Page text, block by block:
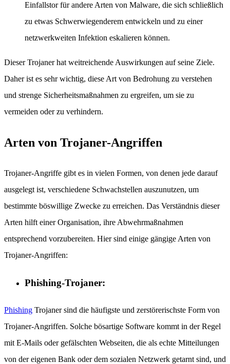
Einfallstor für andere Arten von Malware, die sich schließlich
zu etwas Schwerwiegenderem entwickeln und zu einer
netzwerkweiten Infektion eskalieren können.
Dieser Trojaner hat weitreichende Auswirkungen auf seine Ziele.
Daher ist es sehr wichtig, diese Art von Bedrohung zu verstehen
und strenge Sicherheitsmaßnahmen zu ergreifen, um sie zu
vermeiden oder zu verhindern.
Arten von Trojaner-Angriffen
Trojaner-Angriffe gibt es in vielen Formen, von denen jede darauf
ausgelegt ist, verschiedene Schwachstellen auszunutzen, um
bestimmte böswillige Zwecke zu erreichen. Das Verständnis dieser
Arten hilft einer Organisation, ihre Abwehrmaßnahmen
entsprechend vorzubereiten. Hier sind einige gängige Arten von
Trojaner-Angriffen:
Phishing-Trojaner:
Phishing Trojaner sind die häufigste und zerstörerischste Form von
Trojaner-Angriffen. Solche bösartige Software kommt in der Regel
mit E-Mails oder gefälschten Webseiten, die als echte Mitteilungen
von der eigenen Bank oder dem sozialen Netzwerk getarnt sind, und